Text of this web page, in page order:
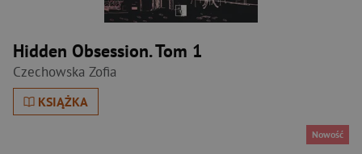
Hidden Obsession. Tom 1
Czechowska Zofia
KSIĄŻKA
Nowość